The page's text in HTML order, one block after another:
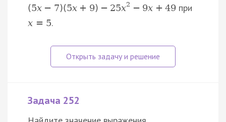
(5x − 7)(5x + 9) − 25x2 − 9x + 49при
x = 5.
Задача 252